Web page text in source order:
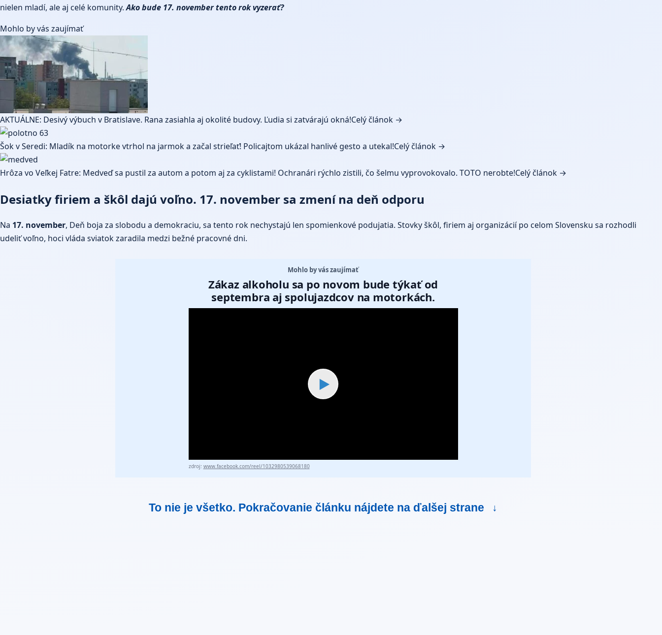
nielen mladí, ale aj celé komunity.Ako bude 17. november tento rok vyzerať?
Mohlo by vás zaujímať
AKTUÁLNE: Desivý výbuch v Bratislave. Rana zasiahla aj okolité budovy. Ľudia si zatvárajú okná!Celý článok →
Šok v Seredi: Mladík na motorke vtrhol na jarmok a začal strieľať! Policajtom ukázal hanlivé gesto a utekal!Celý článok →
Hrôza vo Veľkej Fatre: Medveď sa pustil za autom a potom aj za cyklistami! Ochranári rýchlo zistili, čo šelmu vyprovokovalo. TOTO nerobte!Celý článok →
Desiatky firiem a škôl dajú voľno. 17. november sa zmení na deň odporu
Na 17. november, Deň boja za slobodu a demokraciu, sa tento rok nechystajú len spomienkové podujatia. Stovky škôl, firiem aj organizácií po celom Slovensku sa rozhodli
udeliť voľno, hoci vláda sviatok zaradila medzi bežné pracovné dni.
Mohlo by vás zaujímať
Zákaz alkoholu sa po novom bude týkať od
septembra aj spolujazdcov na motorkách.
▶
zdroj: www.facebook.com/reel/1032980539068180
To nie je všetko. Pokračovanie článku nájdete na ďalšej strane ↓